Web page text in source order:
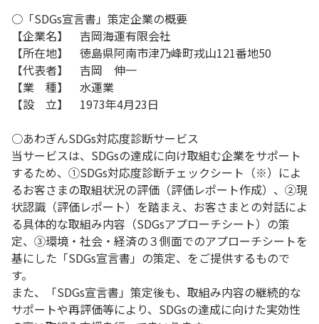
○「SDGs宣言書」策定企業の概要
【企業名】 吉岡海運有限会社
【所在地】 徳島県阿南市津乃峰町戎山121番地50
【代表者】 吉岡 伸一
【業 種】 水運業
【設 立】 1973年4月23日
○あわぎんSDGs対応度診断サービス
当サービスは、SDGsの達成に向け取組む企業をサポート
するため、①SDGs対応度診断チェックシート（※）によ
るお客さまの取組状況の評価（評価レポート作成）、②現
状認識（評価レポート）を踏まえ、お客さまとの対話によ
る具体的な取組み内容（SDGsアプローチシート）の策
定、③環境・社会・経済の３側面でのアプローチシートを
基にした「SDGs宣言書」の策定、をご提供するもので
す。
また、「SDGs宣言書」策定後も、取組み内容の継続的な
サポートや再評価等により、SDGsの達成に向けた実効性